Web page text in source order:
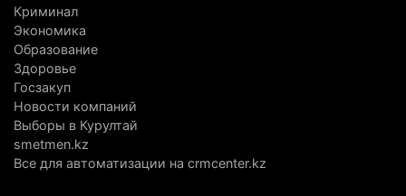
трагедии
5 августа 2026 г. 09:17
В Алматинской области запустят производство
катеров для Formula-1 H2O и откроют академию
пилотов
5 августа 2026 г. 08:29
В Alatau City Authority назначили нового
Криминал
Экономика
Образование
Здоровье
Госзакуп
Новости компаний
Выборы в Курултай
smetmen.kz
Все для автоматизации на crmcenter.kz